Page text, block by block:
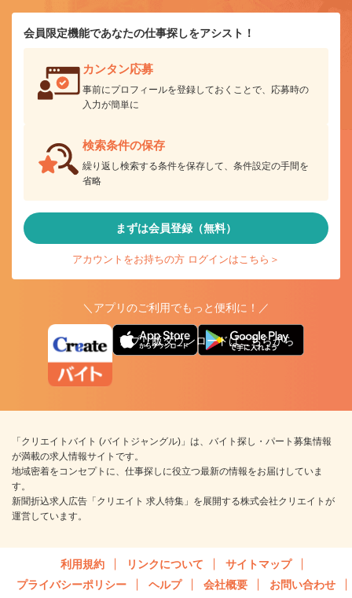
会員限定機能であなたの仕事探しをアシスト！
カンタン応募
事前にプロフィールを登録しておくことで、応募時の
入力が簡単に
検索条件の保存
繰り返し検索する条件を保存して、条件設定の手間を
省略
まずは会員登録（無料）
アカウントをお持ちの方 ログインはこちら＞
＼アプリのご利用でもっと便利に！／
アプリ版ダウンロードはこちらから
「クリエイトバイト (バイトジャングル)」は、バイト探し・パート募集情報
が満載の求人情報サイトです。
地域密着をコンセプトに、仕事探しに役立つ最新の情報をお届けしていま
す。
新聞折込求人広告「クリエイト 求人特集」を展開する株式会社クリエイトが
運営しています。
利用規約 リンクについて
サイトマップ
プライバシーポリシー
ヘルプ 会社概要 お問い合わせ